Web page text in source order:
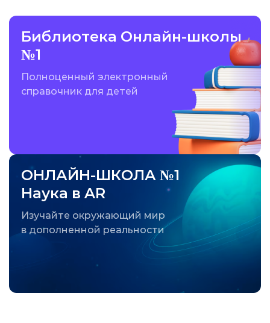
Библиотека Онлайн-школы
№1
Полноценный электронный
справочник для детей
ОНЛАЙН-ШКОЛА №1
Наука в AR
Изучайте окружающий мир
в дополненной реальности